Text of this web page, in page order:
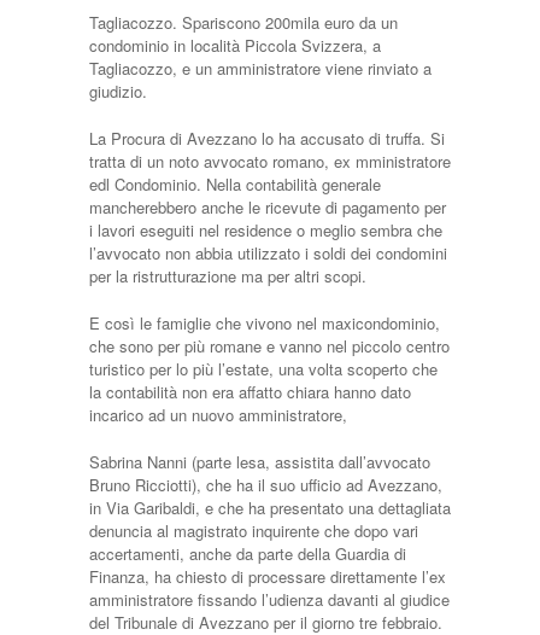
Tagliacozzo. Spariscono 200mila euro da un
condominio in località Piccola Svizzera, a
Tagliacozzo, e un amministratore viene rinviato a
giudizio.
La Procura di Avezzano lo ha accusato di truffa. Si
tratta di un noto avvocato romano, ex mministratore
edl Condominio. Nella contabilità generale
mancherebbero anche le ricevute di pagamento per
i lavori eseguiti nel residence o meglio sembra che
l’avvocato non abbia utilizzato i soldi dei condomini
per la ristrutturazione ma per altri scopi.
E così le famiglie che vivono nel maxicondominio,
che sono per più romane e vanno nel piccolo centro
turistico per lo più l’estate, una volta scoperto che
la contabilità non era affatto chiara hanno dato
incarico ad un nuovo amministratore,
Sabrina Nanni (parte lesa, assistita dall’avvocato
Bruno Ricciotti), che ha il suo ufficio ad Avezzano,
in Via Garibaldi, e che ha presentato una dettagliata
denuncia al magistrato inquirente che dopo vari
accertamenti, anche da parte della Guardia di
Finanza, ha chiesto di processare direttamente l’ex
amministratore fissando l’udienza davanti al giudice
del Tribunale di Avezzano per il giorno tre febbraio.